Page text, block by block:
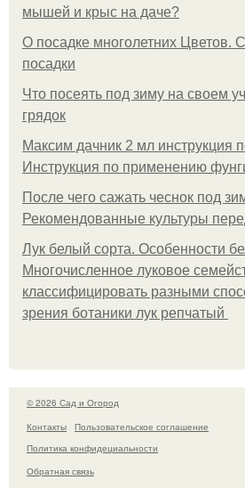
мышей и крыс на даче?
О посадке многолетних Цветов.
посадки
Что посеять под зиму на своем
грядок
Максим дачник 2 мл инструкция
Инструкция по применению
После чего сажать чеснок под
Рекомендованные культуры
Лук белый сорта. Особенности
Многочисленное луковое
классифицировать разными
зрения ботаники лук репчатый
© 2026 Сад и Огород
Контакты
Пользовательское соглашение
Политика конфидециальности
Обратная связь